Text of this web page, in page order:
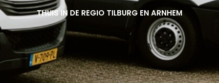
THUIS IN DE REGIO TILBURG EN ARNHEM
THUIS IN DE REGIO TILBURG EN ARNHEM
THUIS IN DE REGIO TILBURG EN ARNHEM